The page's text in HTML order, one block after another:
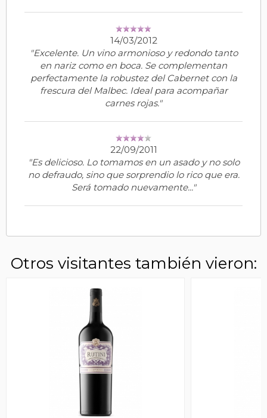
14/03/2012
"Excelente. Un vino armonioso y redondo tanto
en nariz como en boca. Se complementan
perfectamente la robustez del Cabernet con la
frescura del Malbec. Ideal para acompañar
carnes rojas."
22/09/2011
"Es delicioso. Lo tomamos en un asado y no solo
no defraudo, sino que sorprendio lo rico que era.
Será tomado nuevamente..."
Otros visitantes también vieron: